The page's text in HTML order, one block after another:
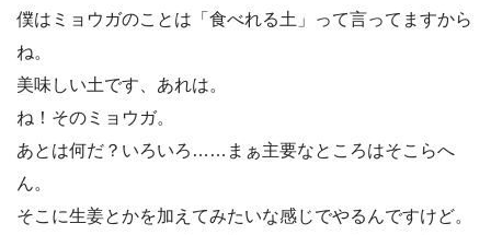
僕はミョウガのことは「食べれる土」って言ってますから
ね。
美味しい土です、あれは。
ね！そのミョウガ。
あとは何だ？いろいろ……まぁ主要なところはそこらへ
ん。
そこに生姜とかを加えてみたいな感じでやるんですけど。